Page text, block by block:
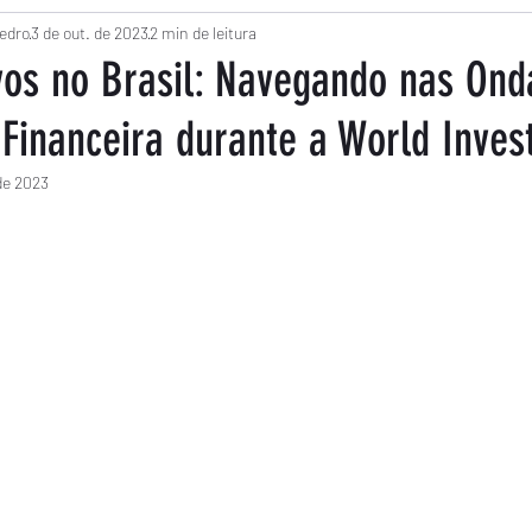
Empreendedorismo
Finanças Infantis Radium na WIW
no Brasil: Navegando nas
durante a World
3 de out. de 20232 min de leitura
2023
NaN de 5 estrelas.